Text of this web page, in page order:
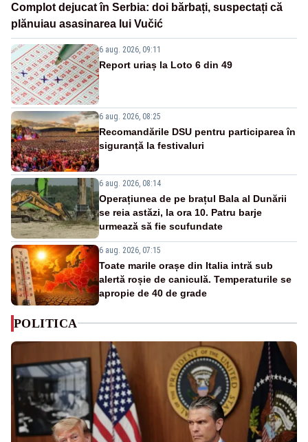
Complot dejucat în Serbia: doi bărbați, suspectați că
plănuiau asasinarea lui Vučić
6 aug. 2026, 09:11
Report uriaș la Loto 6 din 49
6 aug. 2026, 08:25
Recomandările DSU pentru participarea în
siguranță la festivaluri
6 aug. 2026, 08:14
Operațiunea de pe brațul Bala al Dunării
se reia astăzi, la ora 10. Patru barje
urmează să fie scufundate
6 aug. 2026, 07:15
Toate marile orașe din Italia intră sub
alertă roșie de caniculă. Temperaturile se
apropie de 40 de grade
POLITICA